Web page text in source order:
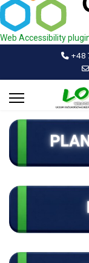
Web Accessibility
+48